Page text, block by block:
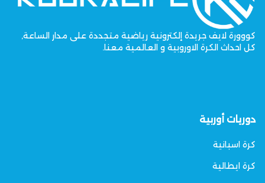
كووورة لايف جريدة إلكترونية رياضية متجددة على مدار الساعة,
كل احداث الكرة الاوروبية و العالمية معنا.
دوريات أوربية
كرة اسبانية
كرة ايطالية